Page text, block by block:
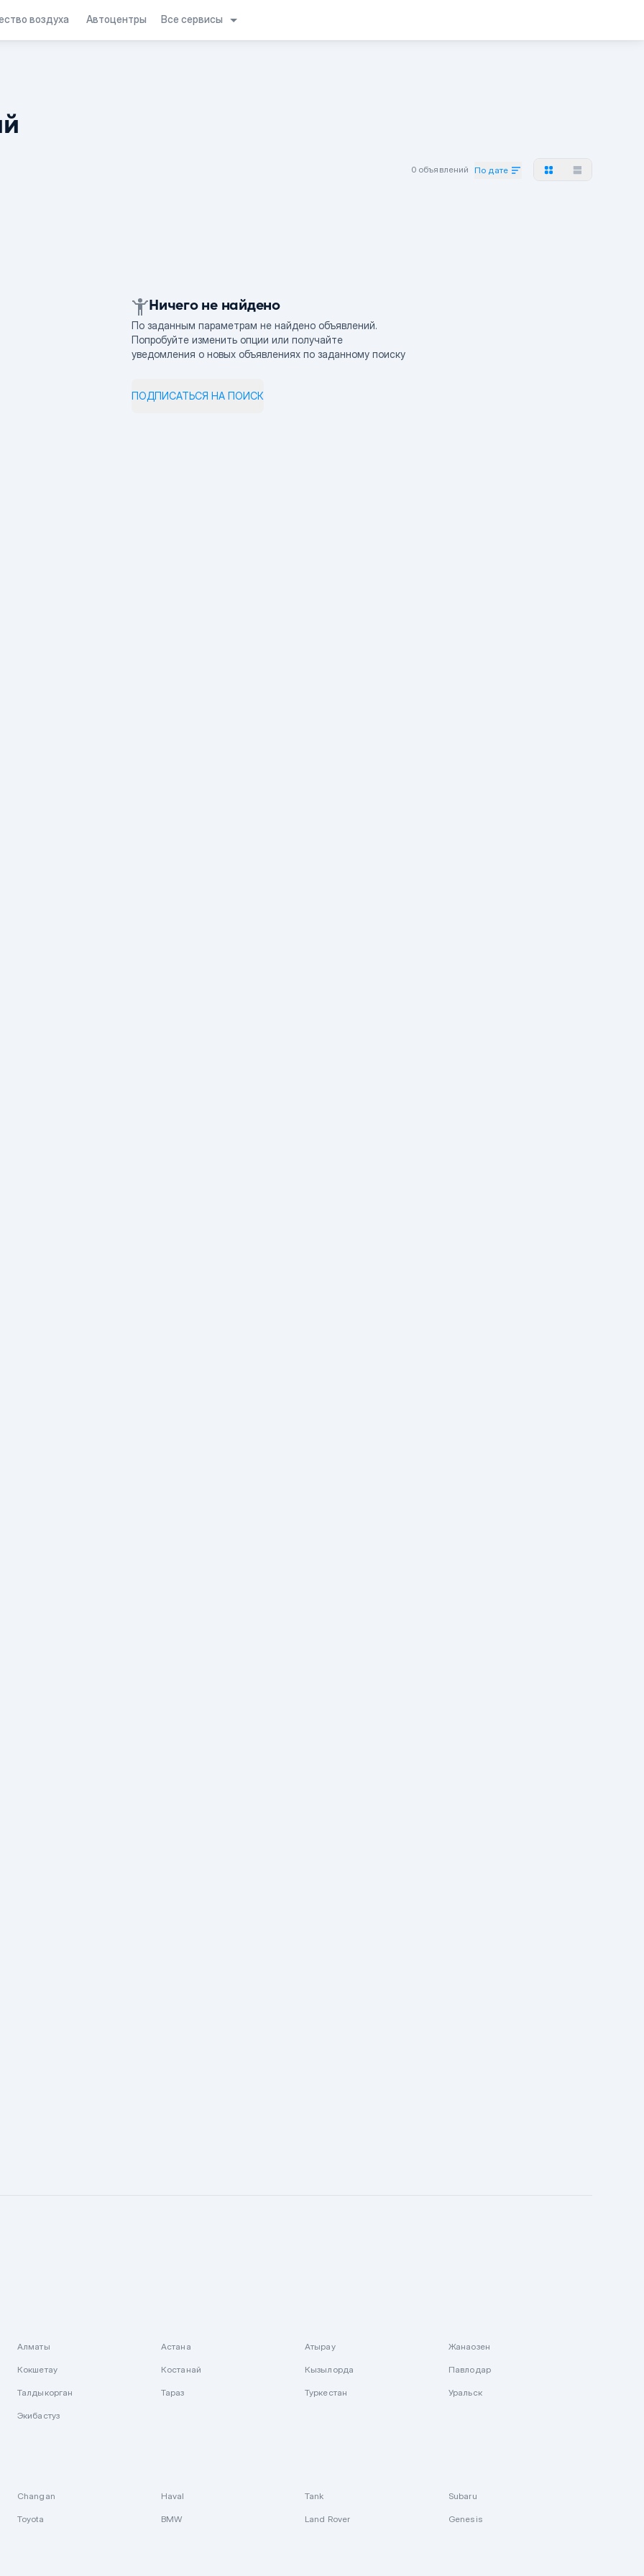
воздуха Автоцентры Все сервисы
0 объявлений По дате
Ничего не найдено
По заданным параметрам не найдено объявлений.
Попробуйте изменить опции или получайте
уведомления о новых объявлениях по заданному поиску
ПОДПИСАТЬСЯ НА ПОИСК
Алматы Астана Атырау Жанаозен
Кокшетау Костанай Кызылорда Павлодар
Талдыкорган Тараз Туркестан Уральск
Экибастуз
Changan Haval Tank Subaru
Toyota BMW Land Rover Genesis